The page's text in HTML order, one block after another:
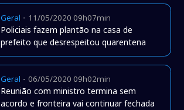
Geral - 11/05/2020 09h07min
Policiais fazem plantão na casa de
prefeito que desrespeitou quarentena
Geral -06/05/2020 09h02min
Reunião com ministro termina sem
acordo e fronteira vai continuar fechada